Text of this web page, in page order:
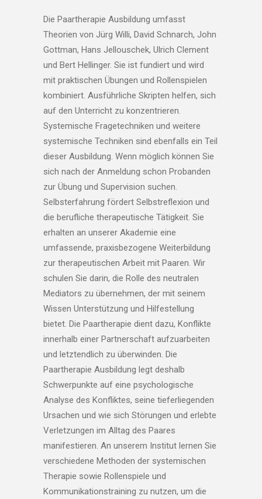
Die Paartherapie Ausbildung umfasst
Theorien von Jürg Willi, David Schnarch, John
Gottman, Hans Jellouschek, Ulrich Clement
und Bert Hellinger. Sie ist fundiert und wird
mit praktischen Übungen und Rollenspielen
kombiniert. Ausführliche Skripten helfen, sich
auf den Unterricht zu konzentrieren.
Systemische Fragetechniken und weitere
systemische Techniken sind ebenfalls ein Teil
dieser Ausbildung. Wenn möglich können Sie
sich nach der Anmeldung schon Probanden
zur Übung und Supervision suchen.
Selbsterfahrung fördert Selbstreflexion und
die berufliche therapeutische Tätigkeit. Sie
erhalten an unserer Akademie eine
umfassende, praxisbezogene Weiterbildung
zur therapeutischen Arbeit mit Paaren. Wir
schulen Sie darin, die Rolle des neutralen
Mediators zu übernehmen, der mit seinem
Wissen Unterstützung und Hilfestellung
bietet. Die Paartherapie dient dazu, Konflikte
innerhalb einer Partnerschaft aufzuarbeiten
und letztendlich zu überwinden. Die
Paartherapie Ausbildung legt deshalb
Schwerpunkte auf eine psychologische
Analyse des Konfliktes, seine tieferliegenden
Ursachen und wie sich Störungen und erlebte
Verletzungen im Alltag des Paares
manifestieren. An unserem Institut lernen Sie
verschiedene Methoden der systemischen
Therapie sowie Rollenspiele und
Kommunikationstraining zu nutzen, um die